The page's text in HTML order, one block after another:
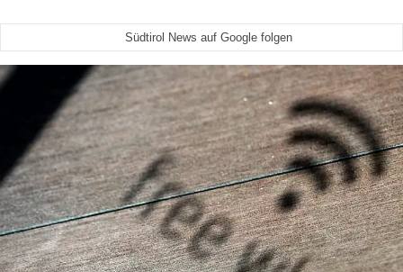
Südtirol News auf Google folgen